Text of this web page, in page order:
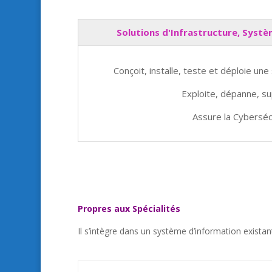
Solutions d'Infrastructure,
Conçoit, installe, teste et déploie une
Exploite, dépanne,
Assure la
Propres aux Spécialités
Il s’intègre dans un système d’information